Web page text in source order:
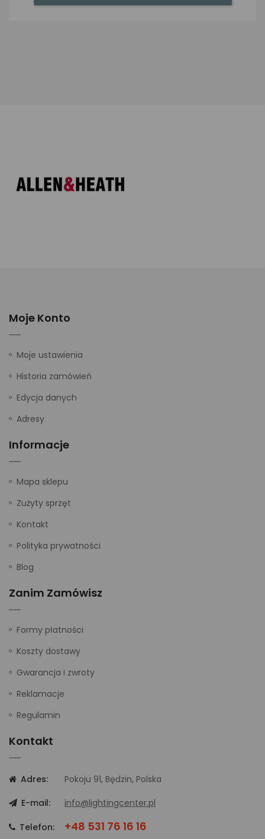
Moje Konto
Moje ustawienia
Historia zamówień
Edycja danych
Adresy
Informacje
Mapa sklepu
Zużyty sprzęt
Kontakt
Polityka prywatności
Blog
Zanim Zamówisz
Formy płatności
Koszty dostawy
Gwarancja i zwroty
Reklamacje
Regulamin
Kontakt
Adres:
Pokoju 91, Będzin, Polska
E-mail:
info@lightingcenter.pl
Telefon: +48 531 76 16 16